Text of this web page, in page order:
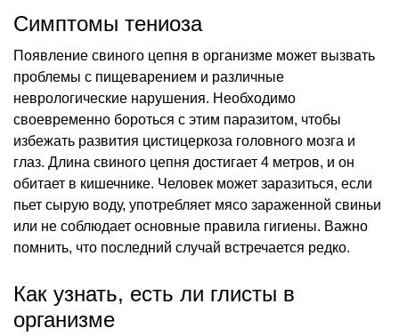
Симптомы тениоза
Появление свиного цепня в организме может вызвать
проблемы с пищеварением и различные
неврологические нарушения. Необходимо
своевременно бороться с этим паразитом, чтобы
избежать развития цистицеркоза головного мозга и
глаз. Длина свиного цепня достигает 4 метров, и он
обитает в кишечнике. Человек может заразиться, если
пьет сырую воду, употребляет мясо зараженной свиньи
или не соблюдает основные правила гигиены. Важно
помнить, что последний случай встречается редко.
Как узнать, есть ли глисты в
организме